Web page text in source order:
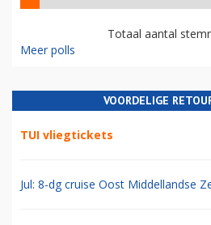
Totaal aantal
Meer polls
VOORDELIGE
TUI vliegtickets
Jul: 8-dg cruise Oost Middellandse